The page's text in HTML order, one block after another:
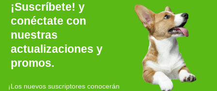
¡Suscríbete! y
conéctate con
nuestras
actualizaciones y
promos.
¡Los nuevos suscriptores conocerán